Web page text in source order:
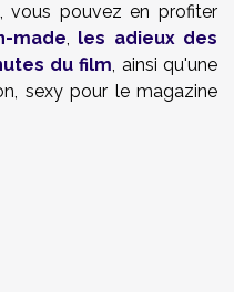
vous pouvez en profiter
made, les adieux des
du film, ainsi qu'une
sexy pour le magazine